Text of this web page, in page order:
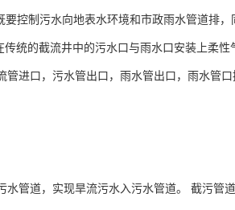
要控制污水向地表水环境和市政雨水管道排
传统的截流井中的污水口与雨水口安装上柔
管进口，污水管出口，雨水管出口，雨水管
水管道，实现旱流污水入污水管道。 截污管